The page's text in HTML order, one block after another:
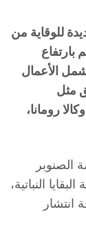
للوقاية من
بارتفاع
الأعمال
مثل
رومانا،
الصنوبر
النباتية،
انتشار